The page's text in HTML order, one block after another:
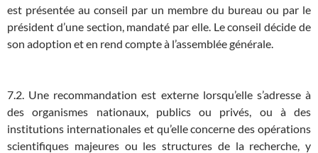
est présentée au conseil par un membre du bureau ou par le
président d’une section, mandaté par elle. Le conseil décide de
son adoption et en rend compte à l’assemblée générale.
7.2. Une recommandation est externe lorsqu’elle s’adresse à
des organismes nationaux, publics ou privés, ou à des
institutions internationales et qu’elle concerne des opérations
scientifiques majeures ou les structures de la recherche, y